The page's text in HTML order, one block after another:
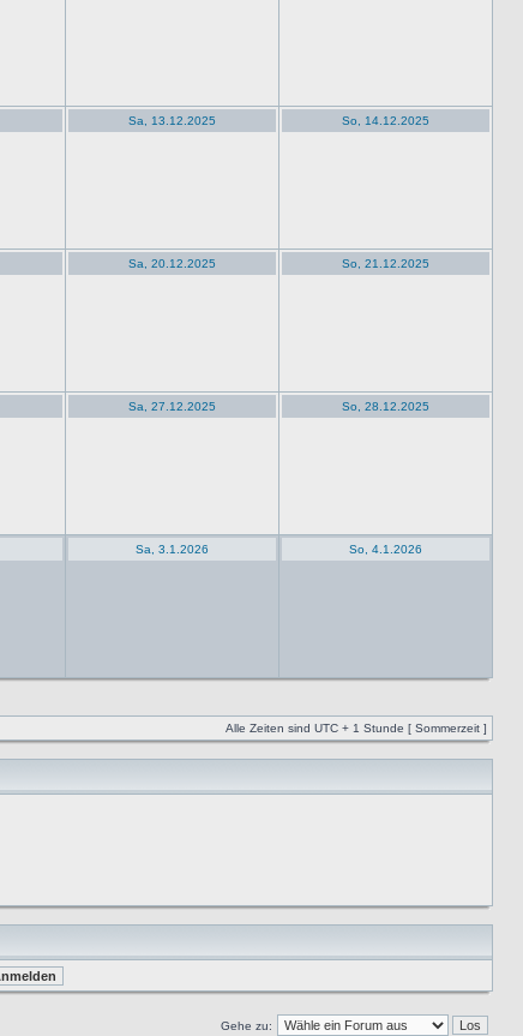
Sa, 13.12.2025 So, 14.12.2025
Sa, 20.12.2025 So, 21.12.2025
Sa, 27.12.2025 So, 28.12.2025
Sa, 3.1.2026 So, 4.1.2026
Alle Zeiten sind UTC + 1 Stunde [ Sommerzeit ]
Gehe zu: